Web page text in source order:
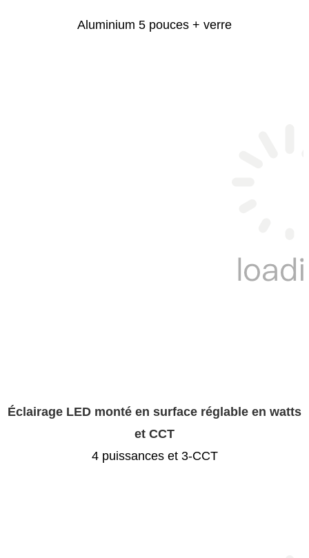
Aluminium 5 pouces + verre
Éclairage LED monté en surface réglable en watts
et CCT
4 puissances et 3-CCT